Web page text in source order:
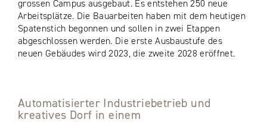
grossen Campus ausgebaut. Es entstehen 250 neue
Arbeitsplätze. Die Bauarbeiten haben mit dem heutigen
Spatenstich begonnen und sollen in zwei Etappen
abgeschlossen werden. Die erste Ausbaustufe des
neuen Gebäudes wird 2023, die zweite 2028 eröffnet.
Automatisierter Industriebetrieb und
kreatives Dorf in einem